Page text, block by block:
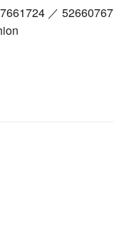
／ 52660767